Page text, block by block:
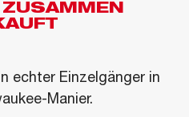
echter Einzelgänger in
Manier.